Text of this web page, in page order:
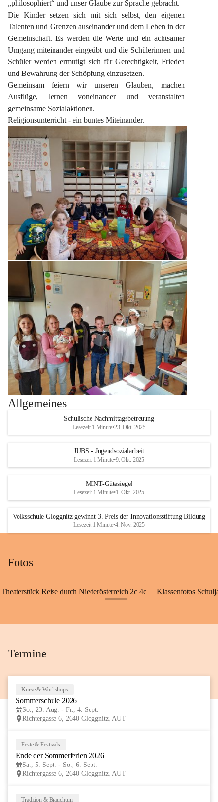
„philosophiert“ und unser Glaube zur Sprache gebracht.
Die Kinder setzen sich mit sich selbst, den eigenen
Talenten und Grenzen auseinander und dem Leben in der
Gemeinschaft. Es werden die Werte und ein achtsamer
Umgang miteinander eingeübt und die Schülerinnen und
Schüler werden ermutigt sich für Gerechtigkeit, Frieden
und Bewahrung der Schöpfung einzusetzen.
Gemeinsam feiern wir unseren Glauben, machen
Ausflüge, lernen voneinander und veranstalten
gemeinsame Sozialaktionen.
Religionsunterricht - ein buntes Miteinander.
Allgemeines
Schulische Nachmittagsbetreuung
Lesezeit 1 Minute•23. Okt. 2025
JUBS - Jugendsozialarbeit
Lesezeit 1 Minute•9. Okt. 2025
MINT-Gütesiegel
Lesezeit 1 Minute•1. Okt. 2025
Volksschule Gloggnitz gewinnt 3. Preis der Innovationsstiftung Bildung
Lesezeit 1 Minute•4. Nov. 2025
Fotos
Theaterstück Reise durch Niederösterreich 2c 4c Klassenfotos
Termine
Kurse & Workshops
Sommerschule 2026
So., 23. Aug. - Fr., 4. Sept.
Richtergasse 6, 2640 Gloggnitz, AUT
Feste & Festivals
Ende der Sommerferien 2026
Sa., 5. Sept. - So., 6. Sept.
Richtergasse 6, 2640 Gloggnitz, AUT
Tradition & Brauchtum